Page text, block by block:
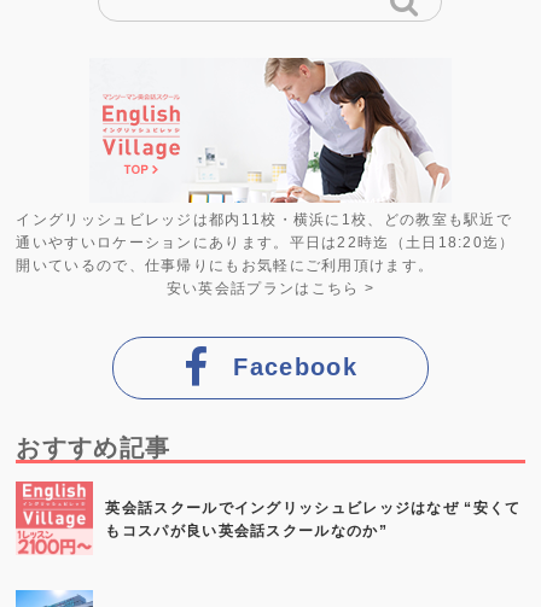
イングリッシュビレッジは都内11校・横浜に1校、どの教室も駅近で
通いやすいロケーションにあります。平日は22時迄（土日18:20迄）
開いているので、仕事帰りにもお気軽にご利用頂けます。
安い英会話プラン はこちら >
Facebook
おすすめ記事
英会話スクールでイングリッシュビレッジはなぜ “安くて
もコスパが良い英会話スクールなのか”